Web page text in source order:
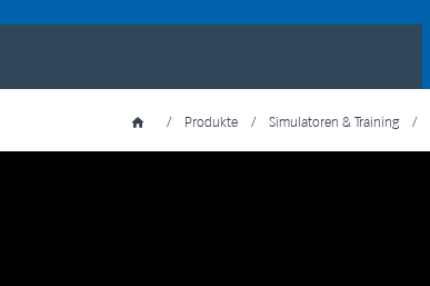
/ Produkte / Simulatoren & Training /